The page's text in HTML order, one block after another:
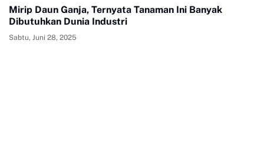
Mirip Daun Ganja, Ternyata Tanaman Ini Banyak
Dibutuhkan Dunia Industri
Sabtu, Juni 28, 2025